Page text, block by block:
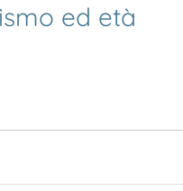
ed età